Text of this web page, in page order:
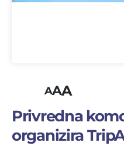
AAA
Privredna
organizira